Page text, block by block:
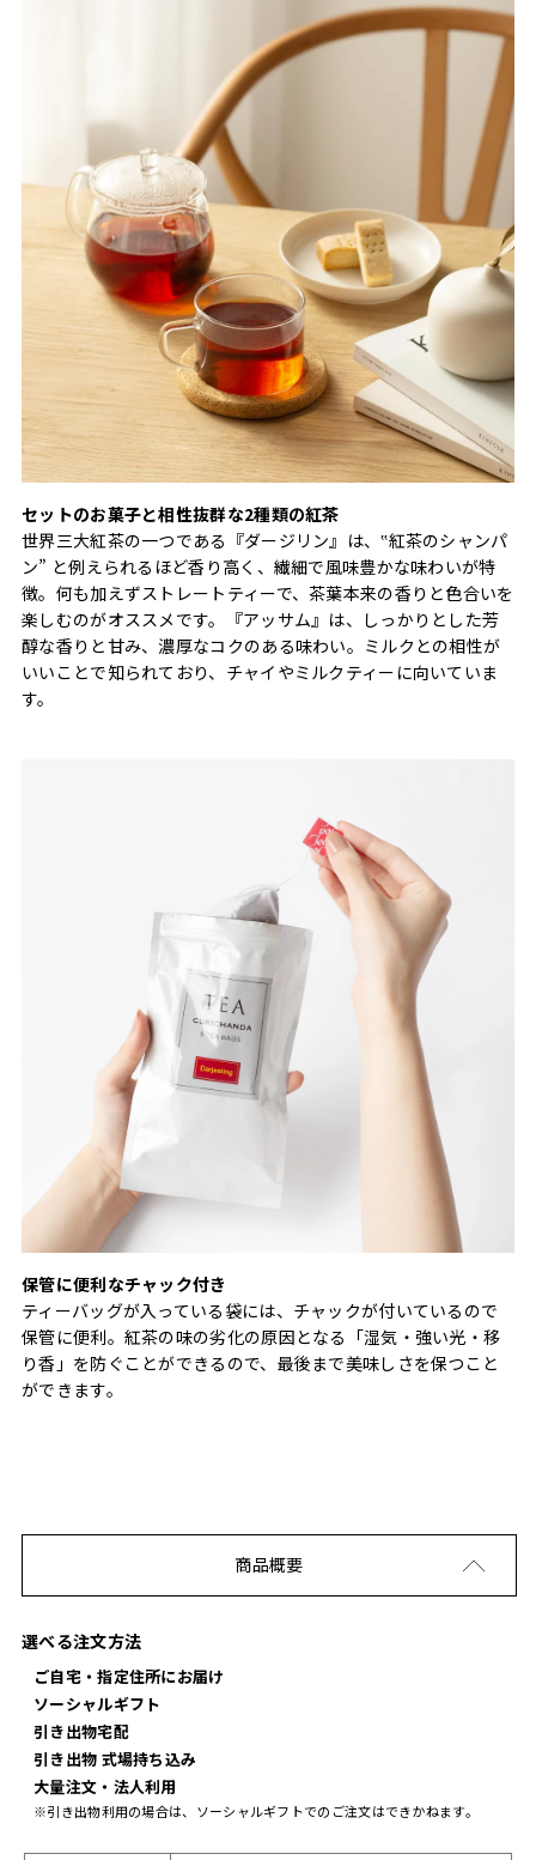
セットのお菓子と相性抜群な2種類の紅茶
世界三大紅茶の一つである『ダージリン』は、‟紅茶のシャンパ
ン” と例えられるほど香り高く、繊細で風味豊かな味わいが特
徴。何も加えずストレートティーで、茶葉本来の香りと色合いを
楽しむのがオススメです。『アッサム』は、しっかりとした芳
醇な香りと甘み、濃厚なコクのある味わい。ミルクとの相性が
いいことで知られており、チャイやミルクティーに向いていま
す。
保管に便利なチャック付き
ティーバッグが入っている袋には、チャックが付いているので
保管に便利。紅茶の味の劣化の原因となる「湿気・強い光・移
り香」を防ぐことができるので、最後まで美味しさを保つこと
ができます。
商品概要
選べる注文方法
ご自宅・指定住所にお届け
ソーシャルギフト
引き出物宅配
引き出物 式場持ち込み
大量注文・法人利用
※引き出物利用の場合は、ソーシャルギフトでのご注文はできかねます。